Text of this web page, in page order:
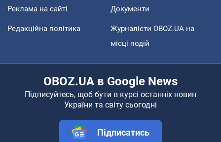
Реклама на сайті Документи
Редакційна політика
Журналісти OBOZ.UA на
місці подій
OBOZ.UA в Google News
Підписуйтесь, щоб бути в курсі останніх новин
України та світу сьогодні
Підписатись